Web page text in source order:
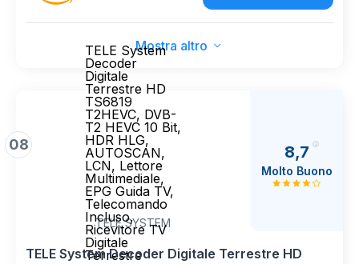
Mostra altro
08
TELE System
Decoder
Digitale
Terrestre HD
TS6819
T2HEVC, DVB-
T2 HEVC 10 Bit,
HDR HLG,
AUTOSCAN,
LCN, Lettore
Multimediale,
EPG Guida TV,
Telecomando
Incluso,
Ricevitore TV
Digitale
Terrestre
TELE SYSTEM
8,7
Molto Buono
TELE System Decoder Digitale Terrestre HD